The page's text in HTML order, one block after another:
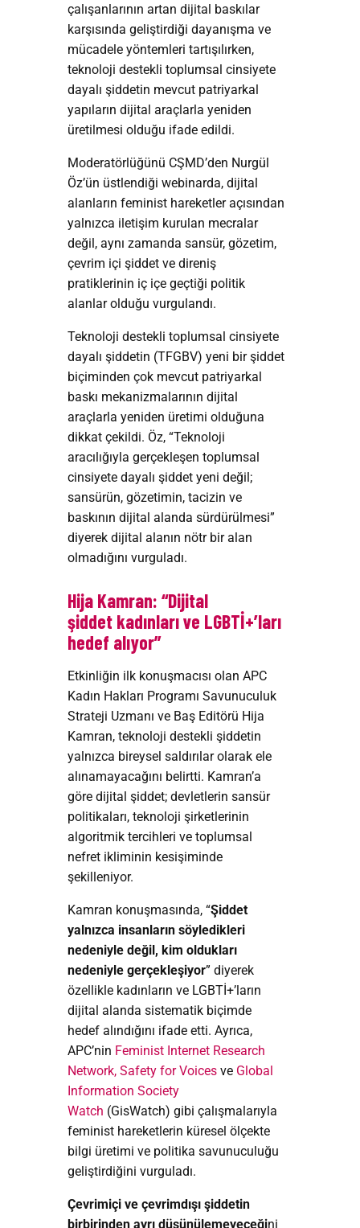
çalışanlarının artan dijital baskılar
karşısında geliştirdiği dayanışma ve
mücadele yöntemleri tartışılırken,
teknoloji destekli toplumsal cinsiyete
dayalı şiddetin mevcut patriyarkal
yapıların dijital araçlarla yeniden
üretilmesi olduğu ifade edildi.
Moderatörlüğünü CŞMD’den Nurgül
Öz’ün üstlendiği webinarda, dijital
alanların feminist hareketler açısından
yalnızca iletişim kurulan mecralar
değil, aynı zamanda sansür, gözetim,
çevrim içi şiddet ve direniş
pratiklerinin iç içe geçtiği politik
alanlar olduğu vurgulandı.
Teknoloji destekli toplumsal cinsiyete
dayalı şiddetin (TFGBV) yeni bir şiddet
biçiminden çok mevcut patriyarkal
baskı mekanizmalarının dijital
araçlarla yeniden üretimi olduğuna
dikkat çekildi. Öz, “Teknoloji
aracılığıyla gerçekleşen toplumsal
cinsiyete dayalı şiddet yeni değil;
sansürün, gözetimin, tacizin ve
baskının dijital alanda sürdürülmesi”
diyerek dijital alanın nötr bir alan
olmadığını vurguladı.
Hija Kamran: “Dijital
şiddet kadınları ve LGBTİ+’ları
hedef alıyor”
Etkinliğin ilk konuşmacısı olan APC
Kadın Hakları Programı Savunuculuk
Strateji Uzmanı ve Baş Editörü Hija
Kamran, teknoloji destekli şiddetin
yalnızca bireysel saldırılar olarak ele
alınamayacağını belirtti. Kamran’a
göre dijital şiddet; devletlerin sansür
politikaları, teknoloji şirketlerinin
algoritmik tercihleri ve toplumsal
nefret ikliminin kesişiminde
şekilleniyor.
Kamran konuşmasında, “Şiddet
yalnızca insanların söyledikleri
nedeniyle değil, kim oldukları
nedeniyle gerçekleşiyor” diyerek
özellikle kadınların ve LGBTİ+’ların
dijital alanda sistematik biçimde
hedef alındığını ifade etti. Ayrıca,
APC’nin Feminist Internet Research
Network, Safety for Voices ve Global
Information Society
Watch (GisWatch) gibi çalışmalarıyla
feminist hareketlerin küresel ölçekte
bilgi üretimi ve politika savunuculuğu
geliştirdiğini vurguladı.
Çevrimiçi ve çevrimdışı şiddetin
birbirinden ayrı düşünülemeyeceğini